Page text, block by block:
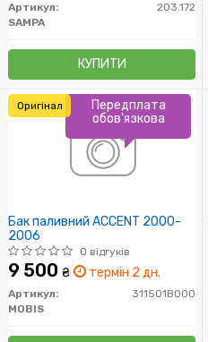
Артикул:
203.172
SAMPA
КУПИТИ
Бак паливний ACCENT 2000-
2006
0 відгуків
9 500 ₴ термін 2 дн.
Артикул:
311501B000
MOBIS
Передплата
обов'язкова
Оригінал